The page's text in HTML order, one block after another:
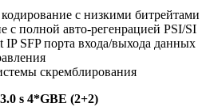
с низкими битрейтами
с полной авто-регенрацией PSI/SI
SFP порта входа/выхода данных
скремблирования
s 4*GBE (2+2)